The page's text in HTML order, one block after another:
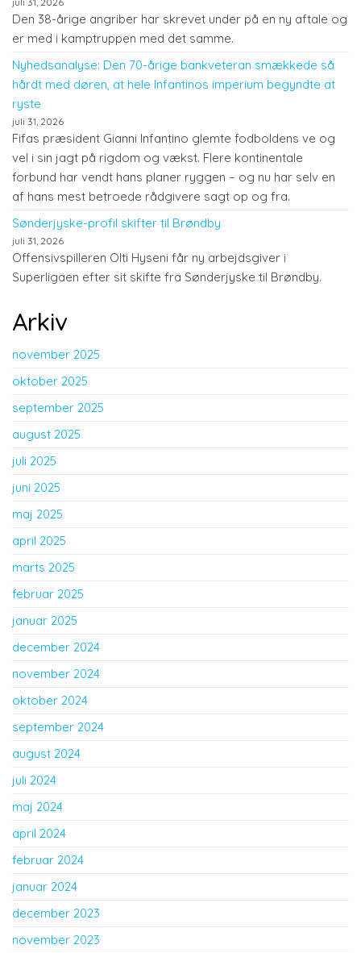
Den 38-årige angriber har skrevet under på en ny aftale og
er med i kamptruppen med det samme.
Nyhedsanalyse: Den 70-årige bankveteran smækkede så
hårdt med døren, at hele Infantinos imperium begyndte at
ryste
juli 31, 2026
Fifas præsident Gianni Infantino glemte fodboldens ve og
vel i sin jagt på rigdom og vækst. Flere kontinentale
forbund har vendt hans planer ryggen – og nu har selv en
af hans mest betroede rådgivere sagt op og fra.
Sønderjyske-profil skifter til Brøndby
juli 31, 2026
Offensivspilleren Olti Hyseni får ny arbejdsgiver i
Superligaen efter sit skifte fra Sønderjyske til Brøndby.
Arkiv
november 2025
oktober 2025
september 2025
august 2025
juli 2025
juni 2025
maj 2025
april 2025
marts 2025
februar 2025
januar 2025
december 2024
november 2024
oktober 2024
september 2024
august 2024
juli 2024
maj 2024
april 2024
februar 2024
januar 2024
december 2023
november 2023